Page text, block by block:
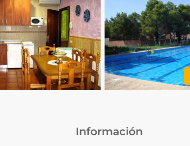
Información